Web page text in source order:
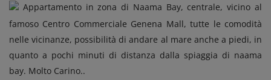
Appartamento in zona di Naama Bay, centrale, vicino al
famoso Centro Commerciale Genena Mall, tutte le comodità
nelle vicinanze, possibilità di andare al mare anche a piedi, in
quanto a pochi minuti di distanza dalla spiaggia di naama
bay. Molto Carino..